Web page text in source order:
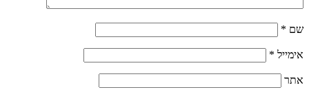
שם *
אימייל *
אתר